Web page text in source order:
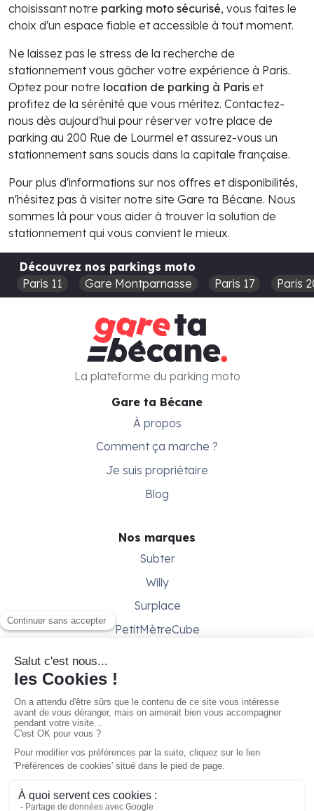
choisissant notre parking moto sécurisé, vous faites le
choix d'un espace fiable et accessible à tout moment.
Ne laissez pas le stress de la recherche de
stationnement vous gâcher votre expérience à Paris.
Optez pour notre location de parking à Paris et
profitez de la sérénité que vous méritez. Contactez-
nous dès aujourd'hui pour réserver votre place de
parking au 200 Rue de Lourmel et assurez-vous un
stationnement sans soucis dans la capitale française.
Pour plus d'informations sur nos offres et disponibilités,
n'hésitez pas à visiter notre site Gare ta Bécane. Nous
sommes là pour vous aider à trouver la solution de
stationnement qui vous convient le mieux.
Découvrez nos parkings moto
Paris 11
Gare Montparnasse Paris 17 Paris
Gare ta Bécane
À propos
Comment ça marche ?
Je suis propriétaire
Blog
Nos marques
Subter
Willy
Surplace
PetitMètreCube
Besoin d'aide ?
Conditions générales
Gestion des cookies
La plateforme du parking moto